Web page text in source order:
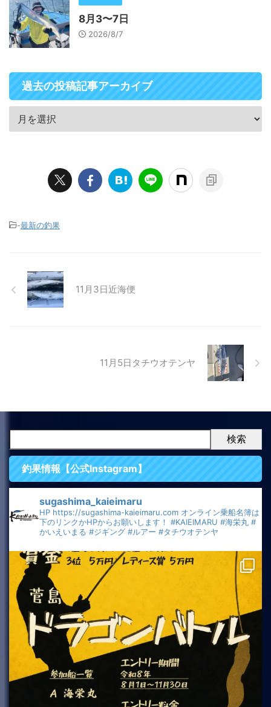
8月3〜7日
2026/8/7
過去の投稿記事アーカイブ
-最新の釣果
11月3日近海便
11月5日タチウオテンヤ
検索
釣果情報【公式Instagram】
sugashima_kaieimaru
HP https://sugashima-kaieimaru.com オンライン乗船名簿は
下のリンクかHPからお願いします！ #KAIEIMARU #海栄丸 #
かいえいまる #ジギング #ルアー #タチウオテンヤ